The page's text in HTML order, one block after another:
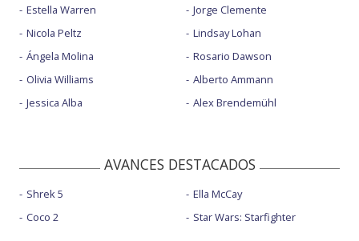
Estella Warren
Nicola Peltz
Ángela Molina
Olivia Williams
Jessica Alba
Jorge Clemente
Lindsay Lohan
Rosario Dawson
Alberto Ammann
Alex Brendemühl
AVANCES DESTACADOS
Shrek 5
Coco 2
Ella McCay
Star Wars: Starfighter